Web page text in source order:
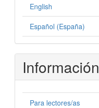
English
Español (España)
Información
Para lectores/as